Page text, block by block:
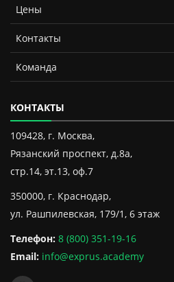
Цены
Контакты
Команда
КОНТАКТЫ
109428, г. Москва,
Рязанский проспект, д.8а,
стр.14, эт.13, оф.7
350000, г. Краснодар,
ул. Рашпилевская, 179/1, 6 этаж
Телефон: 8 (800) 351-19-16
Email: info@exprus.academy